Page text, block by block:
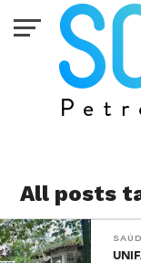
All posts